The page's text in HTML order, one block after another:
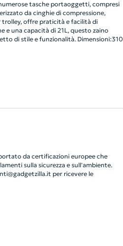
tasche portaoggetti, compresi
da cinghie di compressione,
offre praticità e facilità di
e una capacità di 21L, questo zaino
di stile e funzionalità. Dimensioni:310
da certificazioni europee che
sulla sicurezza e sull'ambiente.
per ricevere le